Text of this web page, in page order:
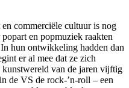
commerciële cultuur is nog
en popmuziek raakten
hun ontwikkeling hadden dan
er al mee dat ze zich
van de jaren vijftig
de VS de rock-’n-roll – een